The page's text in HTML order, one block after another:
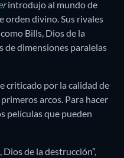
introdujo al mundo de
orden divino. Sus rivales
Bills, Dios de la
de dimensiones paralelas
criticado por la calidad de
arcos. Para hacer
películas que pueden
Dios de la destrucción”,